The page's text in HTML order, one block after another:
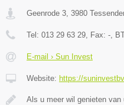
Geenrode 3 3980
Tel: 013 29 63 29 , Fax: - ,
E-mail › Sun Invest
Website: https://
Als u meer wil genieten